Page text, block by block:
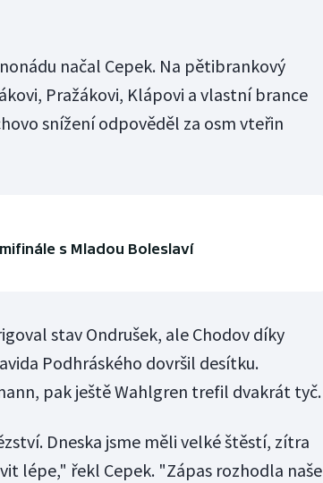
načal Cepek. Na pětibrankový
Pražákovi, Klápovi a vlastní brance
snížení odpověděl za osm vteřin
s Mladou Boleslaví
stav Ondrušek, ale Chodov díky
Podhráského dovršil desítku.
pak ještě Wahlgren trefil dvakrát tyč.
Dneska jsme měli velké štěstí, zítra
lépe," řekl Cepek. "Zápas rozhodla naše